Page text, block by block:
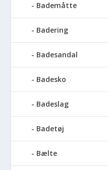
Bademåtte
Badering
Badesandal
Badesko
Badeslag
Badetøj
Bælte